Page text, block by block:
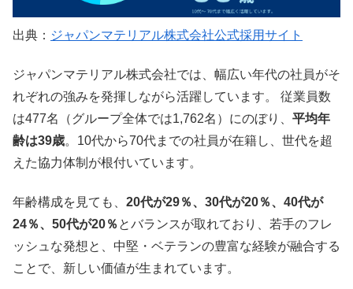
出典： ジャパンマテリアル株式会社公式採用サイト
ジャパンマテリアル株式会社では、幅広い年代の社員がそ
れぞれの強みを発揮しながら活躍しています。 従業員数
は477名（グループ全体では1,762名）にのぼり、 平均年
齢は39歳。10代から70代までの社員が在籍し、世代を超
えた協力体制が根付いています。
年齢構成を見ても、 20代が29％、30代が20％、40代が
24％、50代が20％ とバランスが取れており、若手のフレ
ッシュな発想と、中堅・ベテランの豊富な経験が融合する
ことで、新しい価値が生まれています。